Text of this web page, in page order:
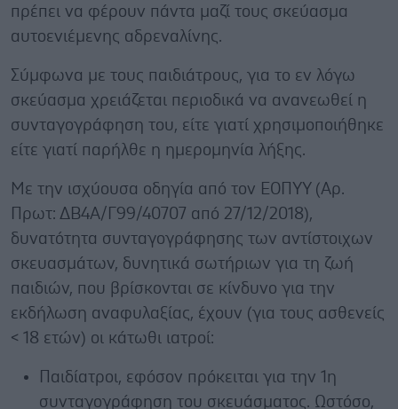
πρέπει να φέρουν πάντα μαζί τους σκεύασμα
αυτοενιέμενης αδρεναλίνης.
Σύμφωνα με τους παιδιάτρους, για το εν λόγω
σκεύασμα χρειάζεται περιοδικά να ανανεωθεί η
συνταγογράφηση του, είτε γιατί χρησιμοποιήθηκε
είτε γιατί παρήλθε η ημερομηνία λήξης.
Με την ισχύουσα οδηγία από τον ΕΟΠΥΥ (Αρ.
Πρωτ: ΔΒ4Α/Γ99/40707 από 27/12/2018),
δυνατότητα συνταγογράφησης των αντίστοιχων
σκευασμάτων, δυνητικά σωτήριων για τη ζωή
παιδιών, που βρίσκονται σε κίνδυνο για την
εκδήλωση αναφυλαξίας, έχουν (για τους ασθενείς
< 18 ετών) οι κάτωθι ιατροί:
Παιδίατροι, εφόσον πρόκειται για την 1η
συνταγογράφηση του σκευάσματος. Ωστόσο,